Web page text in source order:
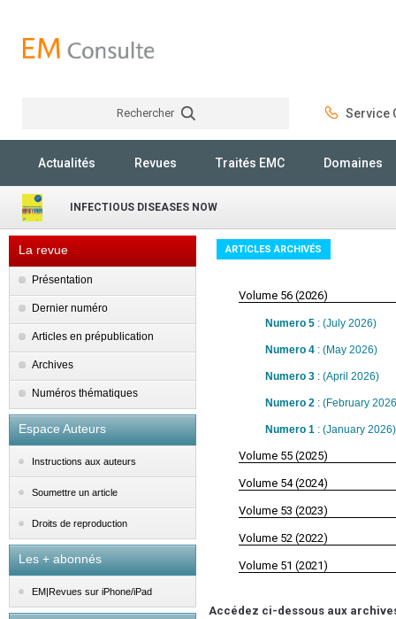
Rechercher Service
Actualités Revues Traités EMC Domaines
INFECTIOUS DISEASES NOW
La revue
Présentation
Dernier numéro
Articles en prépublication
Archives
Numéros thématiques
Espace Auteurs
Instructions aux auteurs
Soumettre un article
Droits de reproduction
Les + abonnés
EM|Revues sur iPhone/iPad
ARTICLES ARCHIVÉS
Volume 56 (2026)
Numero 5 : (July 2026)
Numero 4 : (May 2026)
Numero 3 : (April 2026)
Numero 2 : (February
Numero 1 : (January 2026)
Volume 55 (2025)
Volume 54 (2024)
Volume 53 (2023)
Volume 52 (2022)
Volume 51 (2021)
Accédez ci-dessous aux